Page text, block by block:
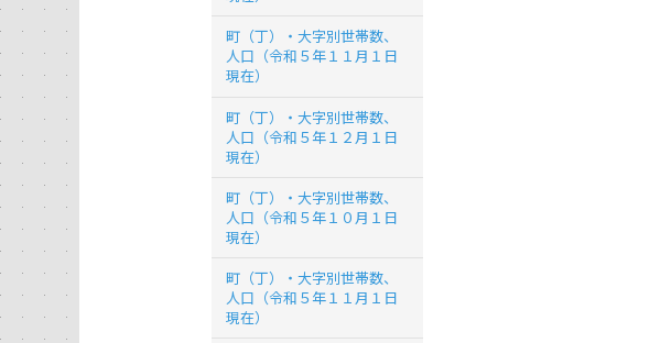
町（丁）・大字別世帯数、
人口（令和５年１１月１日
現在）
町（丁）・大字別世帯数、
人口（令和５年１２月１日
現在）
町（丁）・大字別世帯数、
人口（令和５年１０月１日
現在）
町（丁）・大字別世帯数、
人口（令和５年１１月１日
現在）